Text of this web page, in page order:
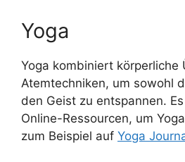
Yoga
Yoga kombiniert körperliche
Atemtechniken, um sowohl
den Geist zu entspannen.
Online-Ressourcen, um
zum Beispiel auf Yoga